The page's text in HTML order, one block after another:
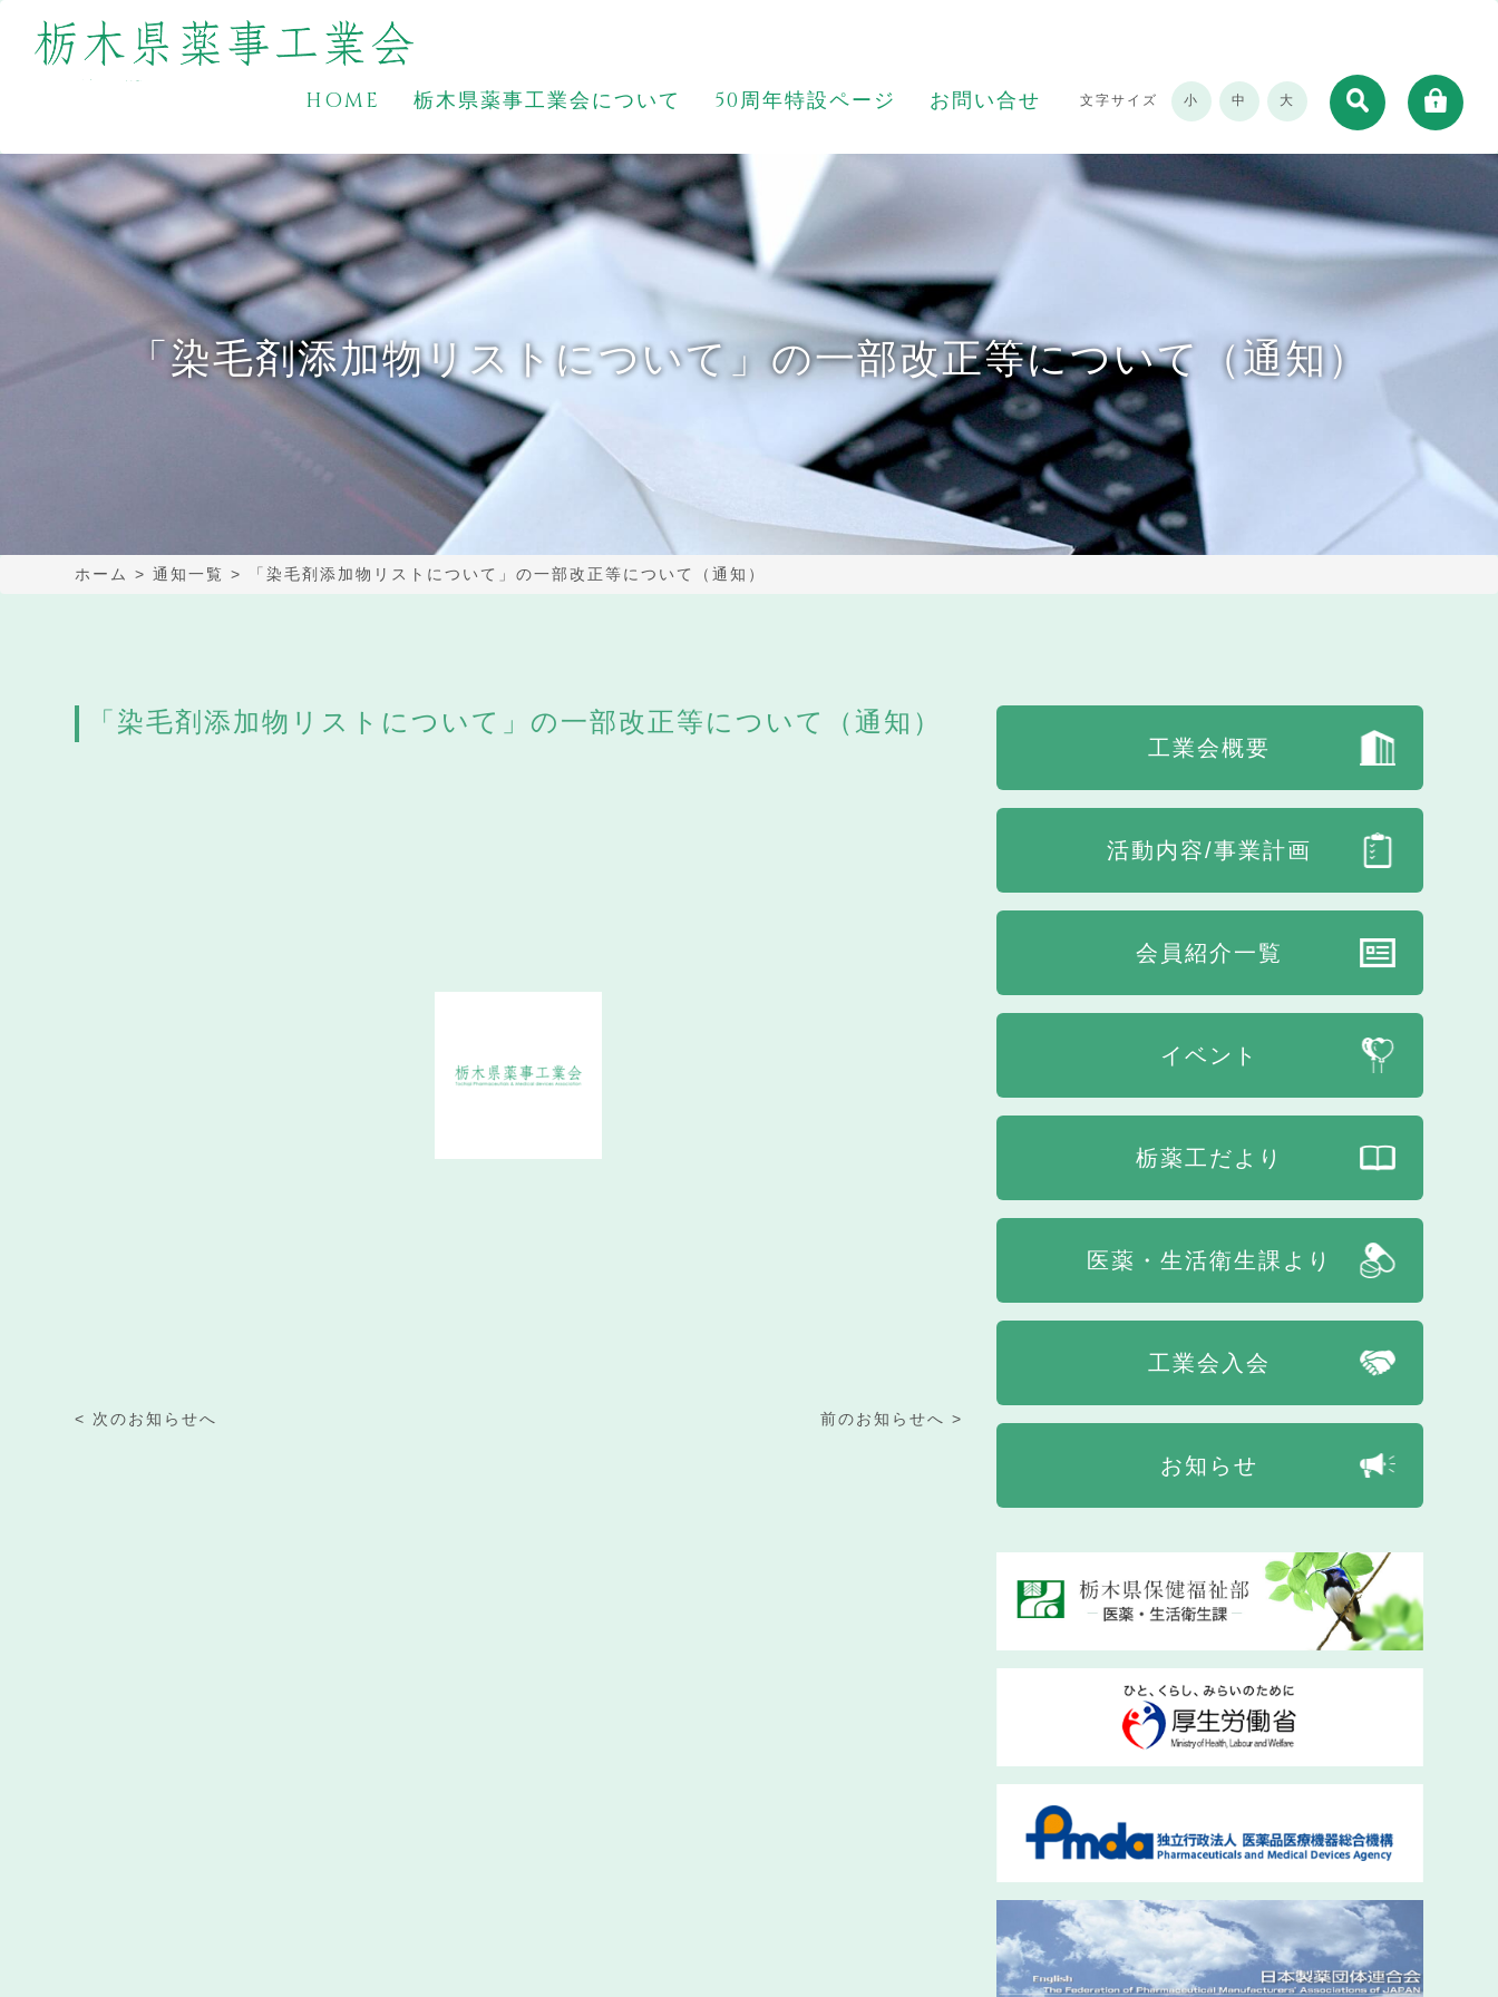
HOME 栃木県薬事工業会について 50周年特設ページ お問い合せ 文字サイズ 小 中 大
「染毛剤添加物リストについて」の一部改正等について（通知）
ホーム > 通知一覧 > 「染毛剤添加物リストについて」の一部改正等について（通知）
「染毛剤添加物リストについて」の一部改正等について（通知）
< 次のお知らせへ 前のお知らせへ >
工業会概要
活動内容/事業計画
会員紹介一覧
イベント
栃薬工だより
医薬・生活衛生課より
工業会入会
お知らせ